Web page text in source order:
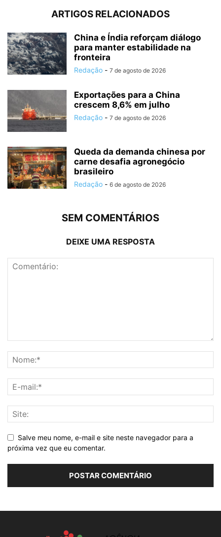
ARTIGOS RELACIONADOS
China e Índia reforçam diálogo
para manter estabilidade na
fronteira
Redação - 7 de agosto de 2026
Exportações para a China
crescem 8,6% em julho
Redação - 7 de agosto de 2026
Queda da demanda chinesa por
carne desafia agronegócio
brasileiro
Redação - 6 de agosto de 2026
SEM COMENTÁRIOS
DEIXE UMA RESPOSTA
Salve meu nome, e-mail e site neste navegador para a
próxima vez que eu comentar.